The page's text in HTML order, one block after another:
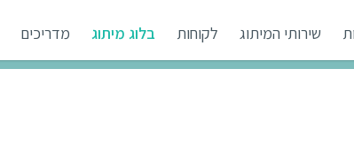
שירותי המיתוג לקוחות בלוג מיתוג מדריכים